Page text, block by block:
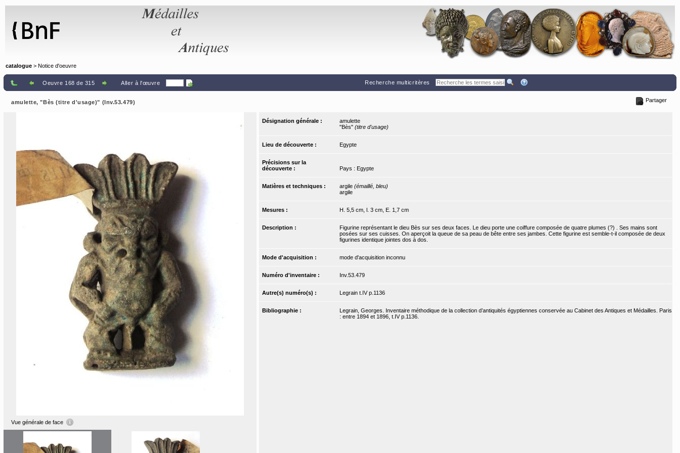
catalogue > Notice d'oeuvre
Oeuvre 168 de 315 Aller à l'œuvre Recherche multicritères
amulette, "Bès (titre d'usage)" (Inv.53.479) Partager
Vue générale de face
Désignation générale :
amulette
"Bès" (titre d'usage)
Lieu de découverte : Egypte
Précisions sur la
découverte :
Pays : Egypte
Matières et techniques : argile (émaillé, bleu)
argile
Mesures : H. 5,5 cm, l. 3 cm, E. 1,7 cm
Description :
Figurine représentant le dieu Bès sur ses deux faces. Le dieu porte une coiffure composée de quatre plumes (?) . Ses mains sont
posées sur ses cuisses. On aperçoit la queue de sa peau de bête entre ses jambes. Cette figurine est semble-t-il composée de deux
figurines identique jointes dos à dos.
Mode d'acquisition : mode d'acquisition inconnu
Numéro d'inventaire : Inv.53.479
Autre(s) numéro(s) : Legrain t.IV p.1136
Bibliographie :
Legrain, Georges. Inventaire méthodique de la collection d’antiquités égyptiennes conservée au Cabinet des Antiques et Médailles. Paris
: entre 1894 et 1896, t.IV p.1136.